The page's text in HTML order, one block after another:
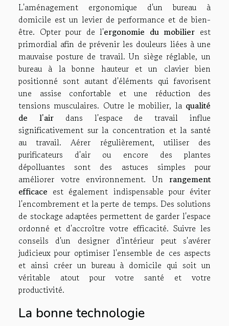
L'aménagement ergonomique d'un bureau à
domicile est un levier de performance et de bien-
être. Opter pour de l'ergonomie du mobilier est
primordial afin de prévenir les douleurs liées à une
mauvaise posture de travail. Un siège réglable, un
bureau à la bonne hauteur et un clavier bien
positionné sont autant d'éléments qui favorisent
une assise confortable et une réduction des
tensions musculaires. Outre le mobilier, la qualité
de l'airdans l'espace de travail influe
significativement sur la concentration et la santé
au travail. Aérer régulièrement, utiliser des
purificateurs d'air ou encore des plantes
dépolluantes sont des astuces simples pour
améliorer votre environnement. Un rangement
efficace est également indispensable pour éviter
l'encombrement et la perte de temps. Des solutions
de stockage adaptées permettent de garder l'espace
ordonné et d'accroître votre efficacité. Suivre les
conseils d'un designer d'intérieur peut s'avérer
judicieux pour optimiser l'ensemble de ces aspects
et ainsi créer un bureau à domicile qui soit un
véritable atout pour votre santé et votre
productivité.
La bonne technologie